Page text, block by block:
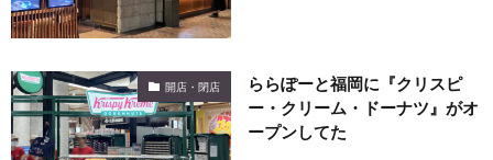
開店・閉店
ららぽーと福岡に『クリスピ
ー・クリーム・ドーナツ』がオ
ープンしてた